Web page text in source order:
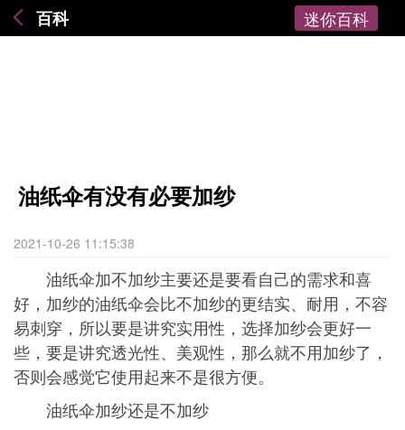
百科 迷你百科
油纸伞有没有必要加纱
2021-10-26 11:15:38
油纸伞加不加纱主要还是要看自己的需求和喜
好，加纱的油纸伞会比不加纱的更结实、耐用，不容
易刺穿，所以要是讲究实用性，选择加纱会更好一
些，要是讲究透光性、美观性，那么就不用加纱了，
否则会感觉它使用起来不是很方便。
油纸伞加纱还是不加纱